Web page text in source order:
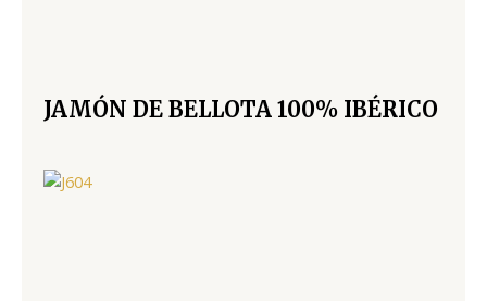
JAMÓN DE BELLOTA 100% IBÉRICO